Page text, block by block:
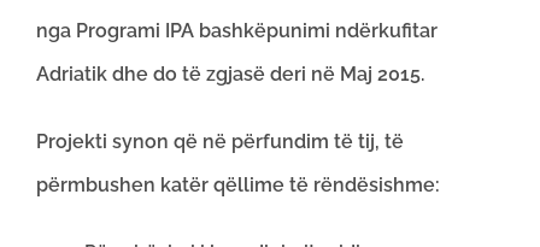
nga Programi IPA bashkëpunimi ndërkufitar
Adriatik dhe do të zgjasë deri në Maj 2015.
Projekti synon që në përfundim të tij, të
përmbushen katër qëllime të rëndësishme: